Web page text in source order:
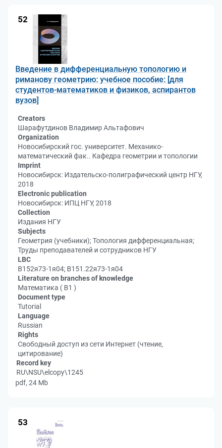
52
Введение в дифференциальную топологию и
риманову геометрию: учебное пособие: [для
студентов-математиков и физиков, аспирантов
вузов]
Creators
Шарафутдинов Владимир Альтафович
Organization
Новосибирский гос. университет. Механико-
математический фак.. Кафедра геометрии и топологии
Imprint
Новосибирск: Издательско-полиграфический центр НГУ,
2018
Electronic publication
Новосибирск: ИПЦ НГУ, 2018
Collection
Издания НГУ
Subjects
Геометрия (учебники); Топология дифференциальная;
Труды преподавателей и сотрудников НГУ
LBC
В152я73-1я04; В151.22я73-1я04
Literature on branches of knowledge
Математика ( В1 )
Document type
Tutorial
Language
Russian
Rights
Свободный доступ из сети Интернет (чтение,
цитирование)
Record key
RU\NSU\elcopy\1245
pdf, 24 Mb
53